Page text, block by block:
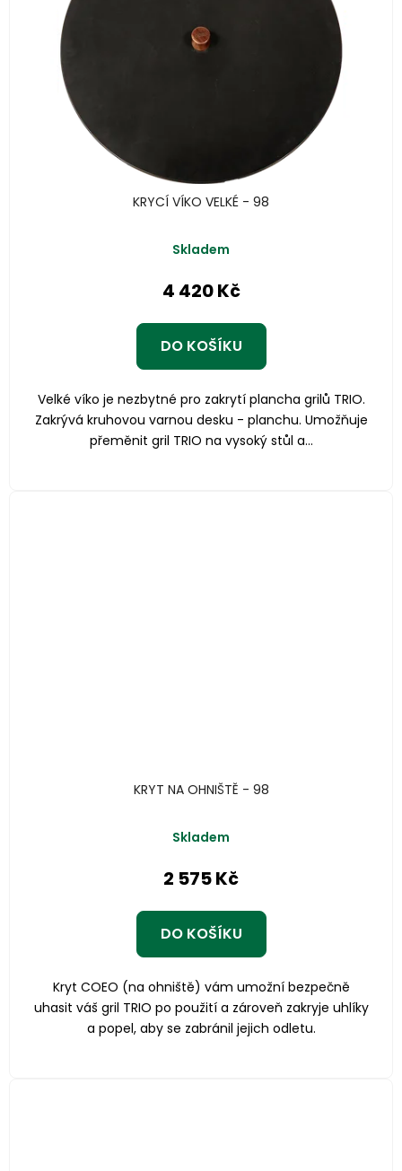
KRYCÍ VÍKO VELKÉ - 98
Skladem
4 420 Kč
DO KOŠÍKU
Velké víko je nezbytné pro zakrytí plancha grilů TRIO.
Zakrývá kruhovou varnou desku - planchu. Umožňuje
přeměnit gril TRIO na vysoký stůl a...
KRYT NA OHNIŠTĚ - 98
Skladem
2 575 Kč
DO KOŠÍKU
Kryt COEO (na ohniště) vám umožní bezpečně
uhasit váš gril TRIO po použití a zároveň zakryje uhlíky
a popel, aby se zabránil jejich odletu.